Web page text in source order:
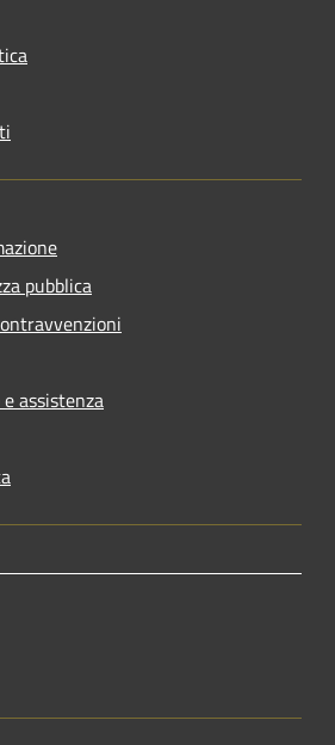
pubblica
assistenza